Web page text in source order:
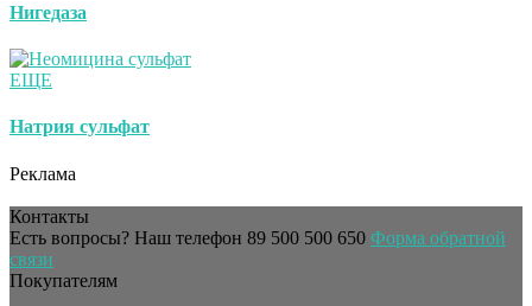
Нигедаза
ЕЩЕ
Натрия сульфат
Реклама
Контакты
Есть вопросы? Наш телефон 89 500 500 650 Форма обратной
связи
Покупателям